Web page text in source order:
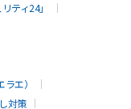
ティ24」
エ）
対策